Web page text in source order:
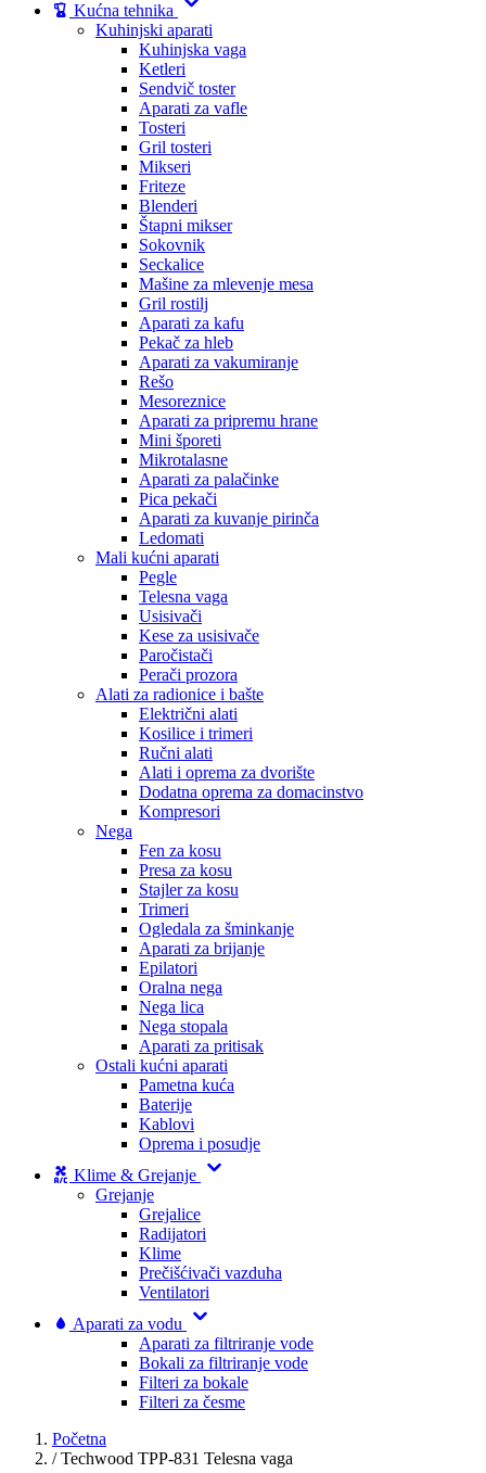
Kućna tehnika
Kuhinjski aparati
Kuhinjska vaga
Ketleri
Sendvič toster
Aparati za vafle
Tosteri
Gril tosteri
Mikseri
Friteze
Blenderi
Štapni mikser
Sokovnik
Seckalice
Mašine za mlevenje mesa
Gril rostilj
Aparati za kafu
Pekač za hleb
Aparati za vakumiranje
Rešo
Mesoreznice
Aparati za pripremu hrane
Mini šporeti
Mikrotalasne
Aparati za palačinke
Pica pekači
Aparati za kuvanje pirinča
Ledomati
Mali kućni aparati
Pegle
Telesna vaga
Usisivači
Kese za usisivače
Paročistači
Perači prozora
Alati za radionice i bašte
Električni alati
Kosilice i trimeri
Ručni alati
Alati i oprema za dvorište
Dodatna oprema za domacinstvo
Kompresori
Nega
Fen za kosu
Presa za kosu
Stajler za kosu
Trimeri
Ogledala za šminkanje
Aparati za brijanje
Epilatori
Oralna nega
Nega lica
Nega stopala
Aparati za pritisak
Ostali kućni aparati
Pametna kuća
Baterije
Kablovi
Oprema i posudje
Klime & Grejanje
Grejanje
Grejalice
Radijatori
Klime
Prečišćivači vazduha
Ventilatori
Aparati za vodu
Aparati za filtriranje vode
Bokali za filtriranje vode
Filteri za bokale
Filteri za česme
Početna
/ Techwood TPP-831 Telesna vaga